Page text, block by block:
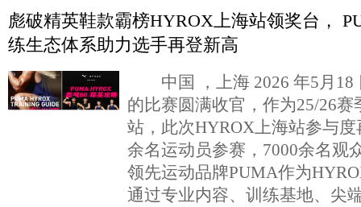
彪破精英鞋款霸榜HYROX上海站领奖台，
练生态体系助力选手再登新高
中国 ，上海 2026 年5月18
的比赛圆满收官，作为25/26
站，此次HYROX上海站参与度
余名运动员参赛，7000余名观
领先运动品牌PUMA作为
通过专业内容、训练基地、尖